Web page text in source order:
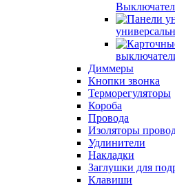
Диммеры
Кнопки звонка
Терморегуляторы
Короба
Провода
Изоляторы
Удлинители
Накладки
Заглушки для
Клавиши